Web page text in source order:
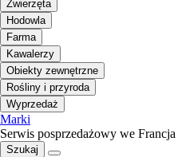
Zwierzęta
Hodowla
Farma
Kawalerzy
Obiekty zewnętrzne
Rośliny i przyroda
Wyprzedaż
Marki
Serwis posprzedażowy we Francja
Szukaj